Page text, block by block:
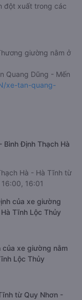
đột xuất trong các
giường nằm ở
Quang Dũng - Mến
xe-tan-quang-
Định Thạch Hà
Hà - Hà Tĩnh từ
16:01
của xe giường
Tĩnh Lộc Thủy
của xe giường nằm
Lộc Thủy
từ Quy Nhơn -